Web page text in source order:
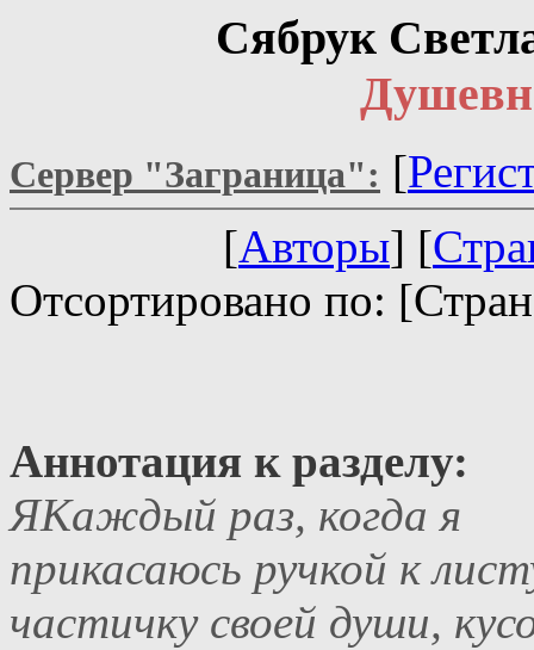
Сябрук
Сервер "Заграница": [
[Авторы] [
Отсортировано по:
Аннотация к разделу:
ЯКаждый раз, когда я
прикасаюсь ручкой к
частичку своей души,